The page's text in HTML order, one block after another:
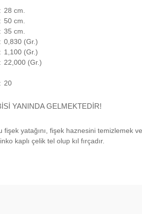
: 28 cm.
: 50 cm.
: 35 cm.
: 0,830 (Gr.)
: 1,100 (Gr.)
: 22,000 (Gr.)
: 20
YANINDA GELMEKTEDİR!
fişek yatağını, fişek haznesini temizlemek
kaplı çelik tel olup kıl fırçadır.